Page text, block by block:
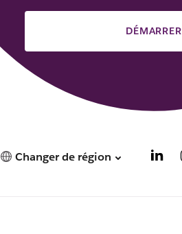
DÉMARRER
Changer de région